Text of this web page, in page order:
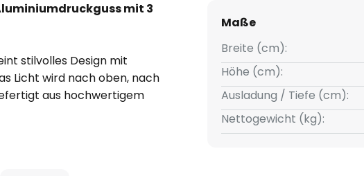
mit 3
stilvolles Design mit
Licht wird nach oben, nach
aus hochwertigem
diese Leuchte nicht nur
einen zuverlässigen
Maße
Breite (cm):
Höhe (cm):
Ausladung / Tiefe (cm):
Nettogewicht (kg):